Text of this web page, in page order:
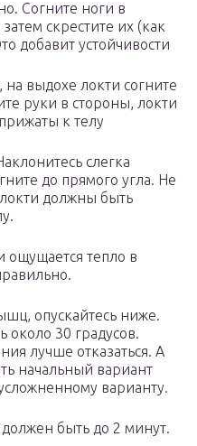
Согните ноги в
скрестите их (как
добавит устойчивости
на выдохе локти согните
руки в стороны, локти
к телу
слегка
до прямого угла. Не
должны быть
ощущается тепло в
опускайтесь ниже.
около 30 градусов.
лучше отказаться. А
начальный вариант
варианту.
быть до 2 минут.